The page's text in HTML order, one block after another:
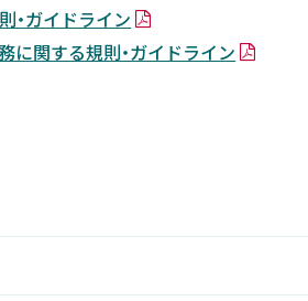
・ガイドライン
関する規則・ガイドライン